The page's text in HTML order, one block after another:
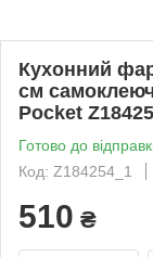
Кухонний
см
Pocket
Готово до
Код: Z184254_1
510 ₴